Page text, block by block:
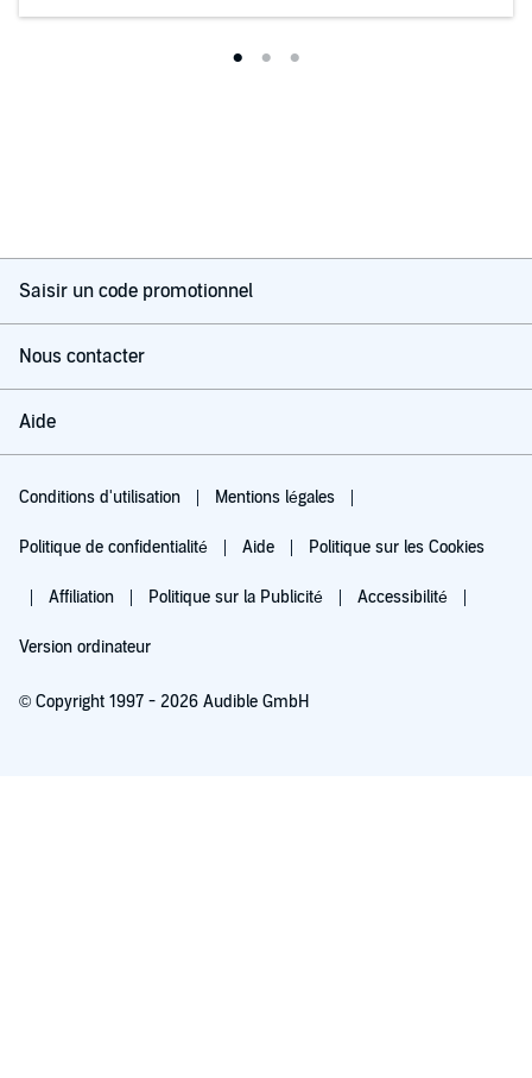
Saisir un code promotionnel
Nous contacter
Aide
Conditions d'utilisation Mentions légales
Politique de confidentialité Aide Politique sur les Cookies
Affiliation Politique sur la Publicité Accessibilité
Version ordinateur
© Copyright 1997 - 2026 Audible GmbH